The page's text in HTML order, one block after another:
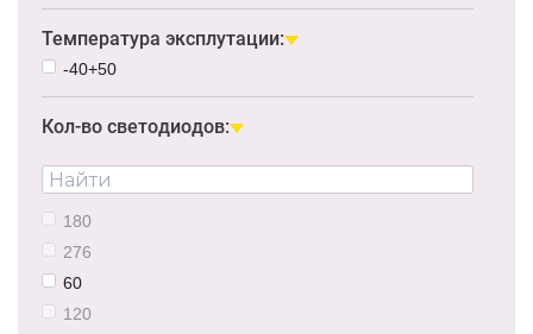
Температура эксплутации:
-40+50
Кол-во светодиодов:
180
276
60
120